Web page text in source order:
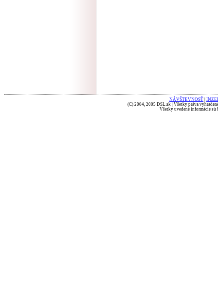
NÁVŠTEVNOSŤ
(C) 2004, 2005 DSL.sk | Všetky práva
Všetky uvedené informácie sú